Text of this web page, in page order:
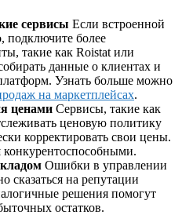
сервисы Если встроенной
подключите более
такие как Roistat или
данные о клиентах и
Узнать больше можно
на маркетплейсах.
ценами Сервисы, такие как
ценовую политику
корректировать свои цены.
конкурентоспособными.
Ошибки в управлении
сказаться на репутации
решения помогут
остатков.